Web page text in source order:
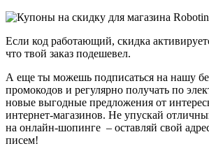
Если код работающий, скидка
что твой заказ подешевел.
А еще ты можешь подписаться на нашу
промокодов и регулярно получать по
новые выгодные предложения от
интернет-магазинов. Не упускай
на онлайн-шопинге – оставляй свой
писем!